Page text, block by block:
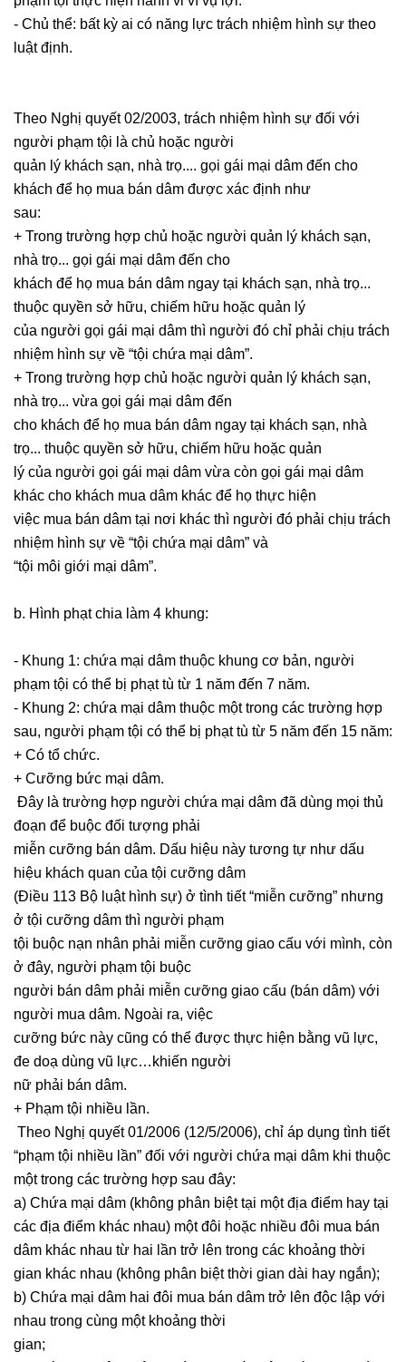
- Chủ thể: bất kỳ ai có năng lực trách nhiệm hình sự theo
luật định.
Theo Nghị quyết 02/2003, trách nhiệm hình sự đối với
người phạm tội là chủ hoặc người
quản lý khách sạn, nhà trọ.... gọi gái mại dâm đến cho
khách để họ mua bán dâm được xác định như
sau:
+ Trong trường hợp chủ hoặc người quản lý khách sạn,
nhà trọ... gọi gái mại dâm đến cho
khách để họ mua bán dâm ngay tại khách sạn, nhà trọ...
thuộc quyền sở hữu, chiếm hữu hoặc quản lý
của người gọi gái mại dâm thì người đó chỉ phải chịu trách
nhiệm hình sự về “tội chứa mại dâm”.
+ Trong trường hợp chủ hoặc người quản lý khách sạn,
nhà trọ... vừa gọi gái mại dâm đến
cho khách để họ mua bán dâm ngay tại khách sạn, nhà
trọ... thuộc quyền sở hữu, chiếm hữu hoặc quản
lý của người gọi gái mại dâm vừa còn gọi gái mại dâm
khác cho khách mua dâm khác để họ thực hiện
việc mua bán dâm tại nơi khác thì người đó phải chịu trách
nhiệm hình sự về “tội chứa mại dâm” và
“tội môi giới mại dâm”.
b. Hình phạt chia làm 4 khung:
- Khung 1: chứa mại dâm thuộc khung cơ bản, người
phạm tội có thể bị phạt tù từ 1 năm đến 7 năm.
- Khung 2: chứa mại dâm thuộc một trong các trường hợp
sau, người phạm tội có thể bị phạt tù từ 5 năm đến 15 năm:
+ Có tổ chức.
+ Cưỡng bức mại dâm.
Đây là trường hợp người chứa mại dâm đã dùng mọi thủ
đoạn để buộc đối tượng phải
miễn cưỡng bán dâm. Dấu hiệu này tương tự như dấu
hiệu khách quan của tội cưỡng dâm
(Điều 113 Bộ luật hình sự) ở tình tiết “miễn cưỡng” nhưng
ở tội cưỡng dâm thì người phạm
tội buộc nạn nhân phải miễn cưỡng giao cấu với mình, còn
ở đây, người phạm tội buộc
người bán dâm phải miễn cưỡng giao cấu (bán dâm) với
người mua dâm. Ngoài ra, việc
cưỡng bức này cũng có thể được thực hiện bằng vũ lực,
đe doạ dùng vũ lực…khiến người
nữ phải bán dâm.
+ Phạm tội nhiều lần.
Theo Nghị quyết 01/2006 (12/5/2006), chỉ áp dụng tình tiết
“phạm tội nhiều lần” đối với người chứa mại dâm khi thuộc
một trong các trường hợp sau đây:
a) Chứa mại dâm (không phân biệt tại một địa điểm hay tại
các địa điểm khác nhau) một đôi hoặc nhiều đôi mua bán
dâm khác nhau từ hai lần trở lên trong các khoảng thời
gian khác nhau (không phân biệt thời gian dài hay ngắn);
b) Chứa mại dâm hai đôi mua bán dâm trở lên độc lập với
nhau trong cùng một khoảng thời
gian;